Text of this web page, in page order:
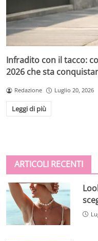
Infradito con il tacco:
2026 che sta
Redazione Luglio 20, 2026
Leggi di più
ARTICOLI RECENTI